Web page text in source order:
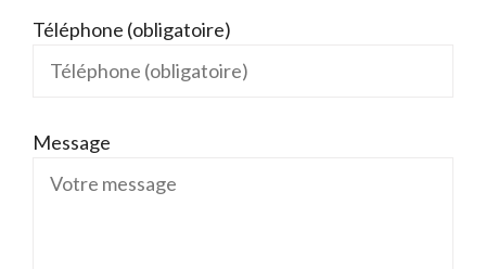
Téléphone (obligatoire)
Message